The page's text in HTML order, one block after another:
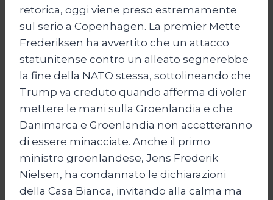
retorica, oggi viene preso estremamente
sul serio a Copenhagen. La premier Mette
Frederiksen ha avvertito che un attacco
statunitense contro un alleato segnerebbe
la fine della NATO stessa, sottolineando che
Trump va creduto quando afferma di voler
mettere le mani sulla Groenlandia e che
Danimarca e Groenlandia non accetteranno
di essere minacciate. Anche il primo
ministro groenlandese, Jens Frederik
Nielsen, ha condannato le dichiarazioni
della Casa Bianca, invitando alla calma ma